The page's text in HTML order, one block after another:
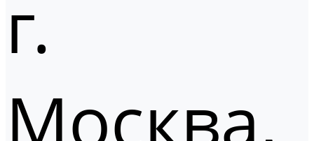
г.
Москва,